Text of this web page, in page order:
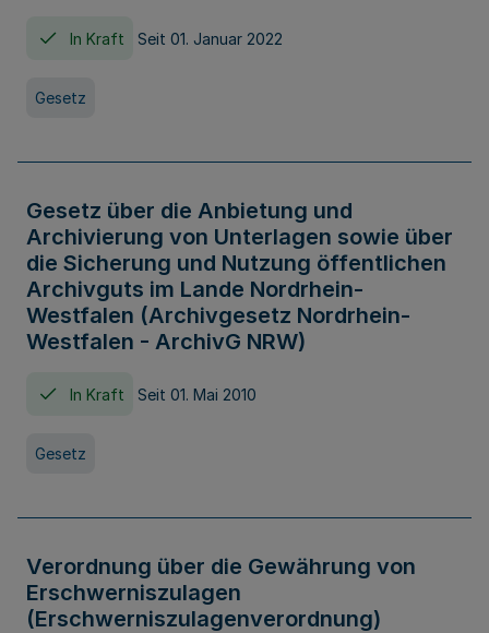
In Kraft Seit 01. Januar 2022
Gesetz
Gesetz über die Anbietung und
Archivierung von Unterlagen sowie über
die Sicherung und Nutzung öffentlichen
Archivguts im Lande Nordrhein-
Westfalen (Archivgesetz Nordrhein-
Westfalen - ArchivG NRW)
In Kraft Seit 01. Mai 2010
Gesetz
Verordnung über die Gewährung von
Erschwerniszulagen
(Erschwerniszulagenverordnung)